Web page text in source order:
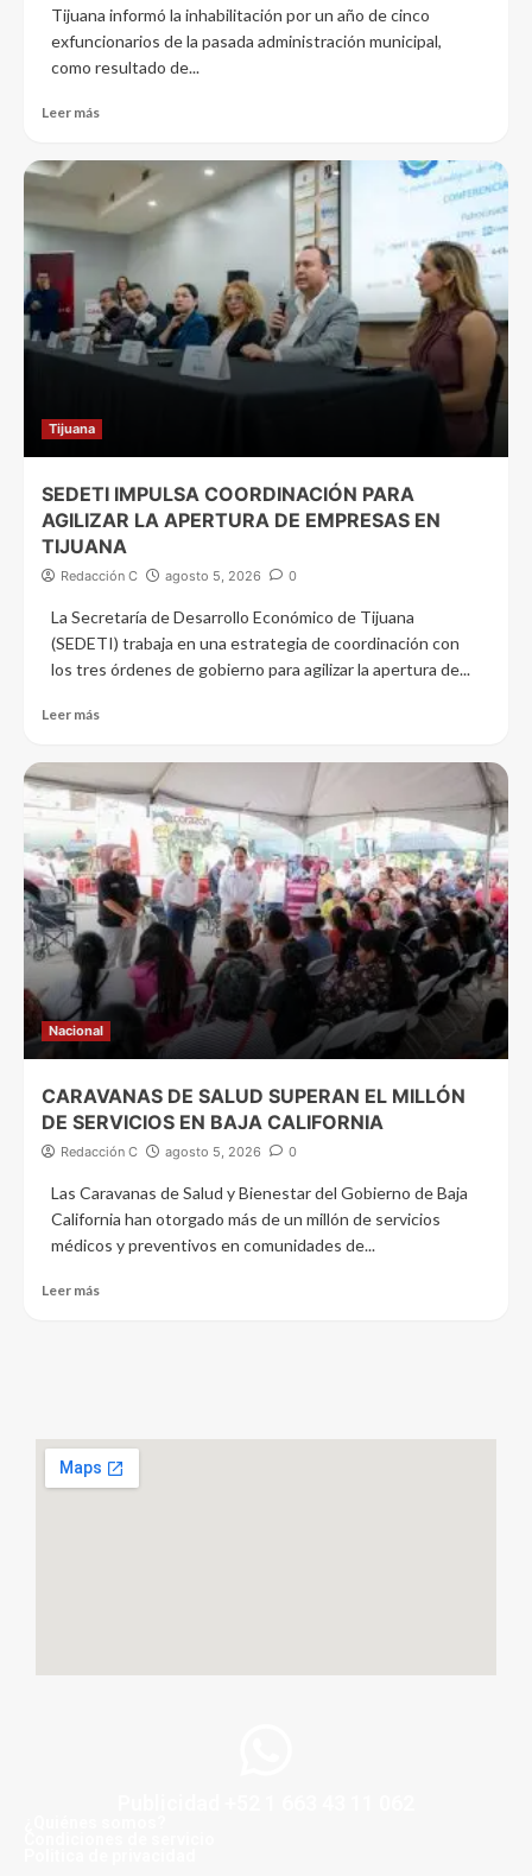
Tijuana informó la inhabilitación por un año de cinco
exfuncionarios de la pasada administración municipal,
como resultado de...
Leer más
Tijuana
SEDETI IMPULSA COORDINACIÓN PARA
AGILIZAR LA APERTURA DE EMPRESAS EN
TIJUANA
Redacción C agosto 5, 2026 0
La Secretaría de Desarrollo Económico de Tijuana
(SEDETI) trabaja en una estrategia de coordinación con
los tres órdenes de gobierno para agilizar la apertura de...
Leer más
Nacional
CARAVANAS DE SALUD SUPERAN EL MILLÓN
DE SERVICIOS EN BAJA CALIFORNIA
Redacción C agosto 5, 2026 0
Las Caravanas de Salud y Bienestar del Gobierno de Baja
California han otorgado más de un millón de servicios
médicos y preventivos en comunidades de...
Leer más